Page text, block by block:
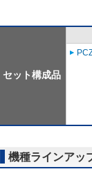
セット構成品
機種ラインアッ